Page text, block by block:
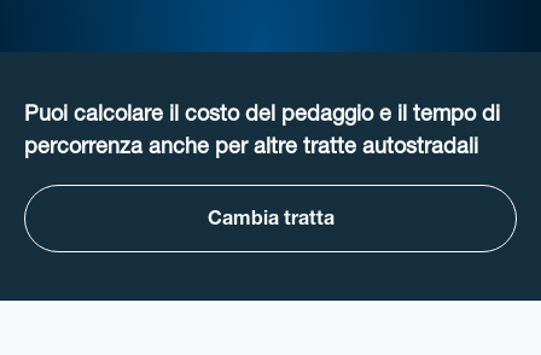
Puoi calcolare il costo del pedaggio e il tempo di
percorrenza anche per altre tratte autostradali
Cambia tratta